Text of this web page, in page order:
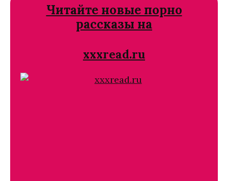
Читайте новые порно
рассказы на
xxxread.ru